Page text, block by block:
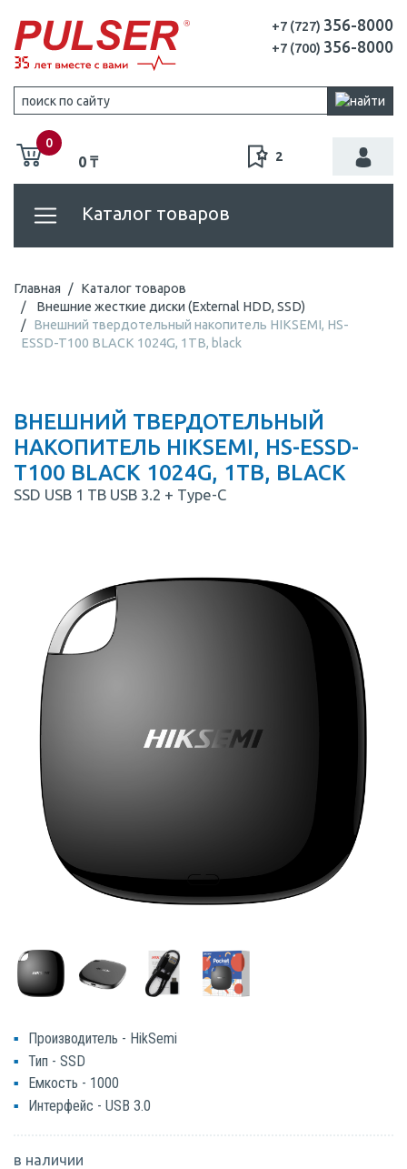
+7 (727) 356-8000
+7 (700) 356-8000
0
0 ₸ 2
Каталог товаров
Главная
Каталог товаров
Внешние жесткие диски (External HDD, SSD)
Внешний твердотельный накопитель HIKSEMI, HS-
ESSD-T100 BLACK 1024G, 1TB, black
ВНЕШНИЙ ТВЕРДОТЕЛЬНЫЙ
НАКОПИТЕЛЬ HIKSEMI, HS-ESSD-
T100 BLACK 1024G, 1TB, BLACK
SSD USB 1 TB USB 3.2 + Type-C
Производитель - HikSemi
Тип - SSD
Емкость - 1000
Интерфейс - USB 3.0
в наличии